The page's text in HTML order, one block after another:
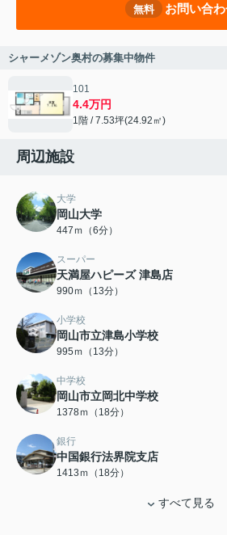
無料 お問い合
シャーメゾン奥村の募集中物件
101
4.4万円
1階 / 7.53坪(24.92㎡)
周辺施設
大学
岡山大学
447ｍ（6分）
スーパー
天満屋ハピーズ 津島店
990ｍ（13分）
小学校
岡山市立津島小学校
995ｍ（13分）
中学校
岡山市立岡北中学校
1378ｍ（18分）
銀行
中国銀行法界院支店
1413ｍ（18分）
すべて見る